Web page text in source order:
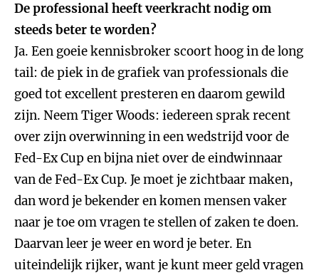
De professional heeft veerkracht nodig om
steeds beter te worden?
Ja. Een goeie kennisbroker scoort hoog in de long
tail: de piek in de grafiek van professionals die
goed tot excellent presteren en daarom gewild
zijn. Neem Tiger Woods: iedereen sprak recent
over zijn overwinning in een wedstrijd voor de
Fed-Ex Cup en bijna niet over de eindwinnaar
van de Fed-Ex Cup. Je moet je zichtbaar maken,
dan word je bekender en komen mensen vaker
naar je toe om vragen te stellen of zaken te doen.
Daarvan leer je weer en word je beter. En
uiteindelijk rijker, want je kunt meer geld vragen